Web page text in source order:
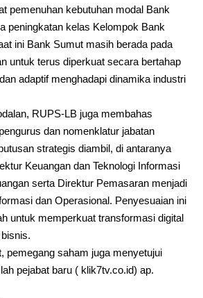
pemenuhan kebutuhan modal Bank
peningkatan kelas Kelompok Bank
ini Bank Sumut masih berada pada
untuk terus diperkuat secara bertahap
adaptif menghadapi dinamika industri
RUPS-LB juga membahas
dan nomenklatur jabatan
strategis diambil, di antaranya
Keuangan dan Teknologi Informasi
serta Direktur Pemasaran menjadi
dan Operasional. Penyesuaian ini
untuk memperkuat transformasi digital
pemegang saham juga menyetujui
pejabat baru ( klik7tv.co.id) ap.